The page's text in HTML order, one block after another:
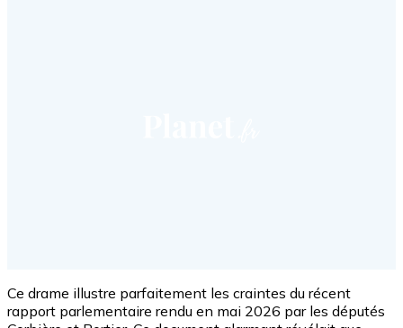
Ce drame illustre parfaitement les craintes du récent
rapport parlementaire rendu en mai 2026 par les députés